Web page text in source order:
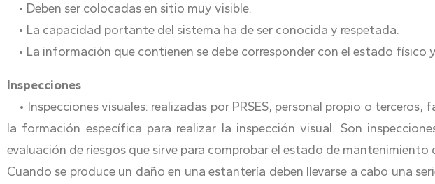
• Deben ser colocadas en sitio muy visible.
• La capacidad portante del sistema ha de ser conocida y respetada.
• La información que contienen se debe corresponder con el estado
Inspecciones
• Inspecciones visuales: realizadas por PRSES, personal propio o
la formación específica para realizar la inspección visual. Son
evaluación de riesgos que sirve para comprobar el estado de
Cuando se produce un daño en una estantería deben llevarse a cabo una